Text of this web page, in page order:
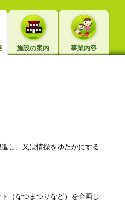
施設の案内
事業内容
し、又は情操をゆたかにする
（なつまつりなど）を企画し